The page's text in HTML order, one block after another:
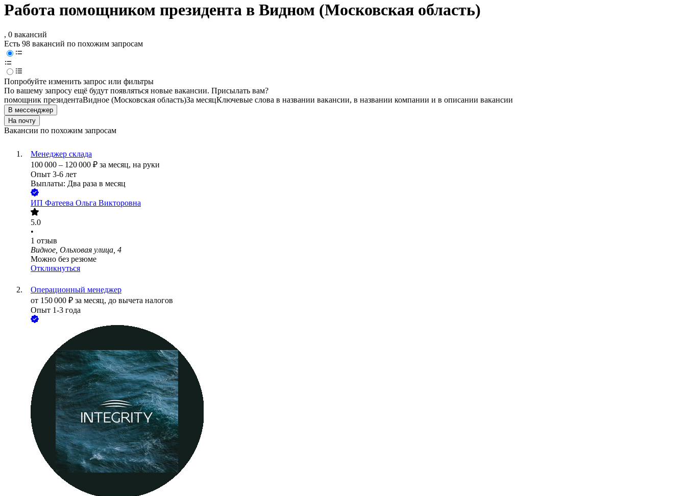
Работа помощником президента в Видном (Московская область)
, 0 вакансий
Есть 98 вакансий по похожим запросам
Попробуйте изменить запрос или фильтры
По вашему запросу ещё будут появляться новые вакансии. Присылать вам?
помощник президентаВидное (Московская область)За месяцКлючевые слова в названии вакансии, в названии компании и в описании вакансии
В мессенджер
На почту
Вакансии по похожим запросам
Менеджер склада
100 000 – 120 000 ₽ за месяц, на руки
Опыт 3-6 лет
Выплаты: Два раза в месяц
ИП Фатеева Ольга Викторовна
5.0
•
1 отзыв
Видное, Ольховая улица, 4
Можно без резюме
Откликнуться
Операционный менеджер
от 150 000 ₽ за месяц, до вычета налогов
Опыт 1-3 года